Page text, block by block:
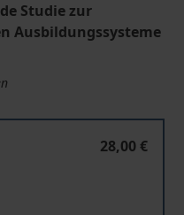
Studie zur
Ausbildungssysteme
28,00 €